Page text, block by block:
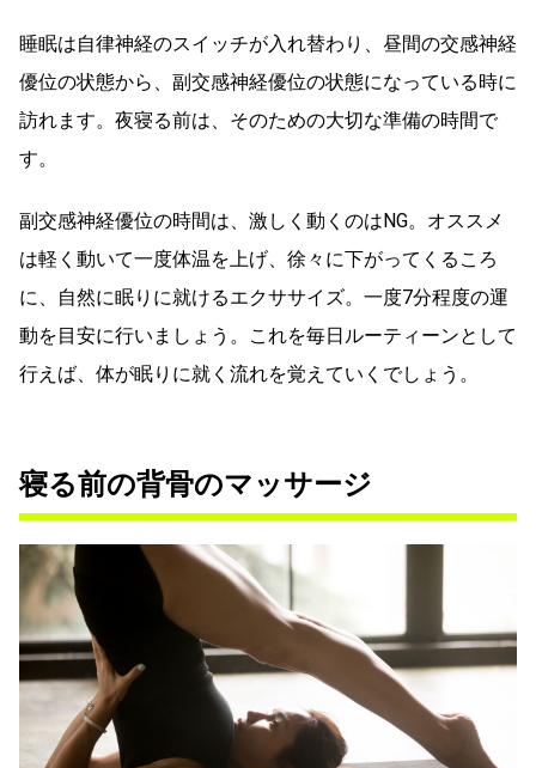
睡眠は自律神経のスイッチが入れ替わり、昼間の交感神経
優位の状態から、副交感神経優位の状態になっている時に
訪れます。夜寝る前は、そのための大切な準備の時間で
す。
副交感神経優位の時間は、激しく動くのはNG。オススメ
は軽く動いて一度体温を上げ、徐々に下がってくるころ
に、自然に眠りに就けるエクササイズ。一度7分程度の運
動を目安に行いましょう。これを毎日ルーティーンとして
行えば、体が眠りに就く流れを覚えていくでしょう。
寝る前の背骨のマッサージ